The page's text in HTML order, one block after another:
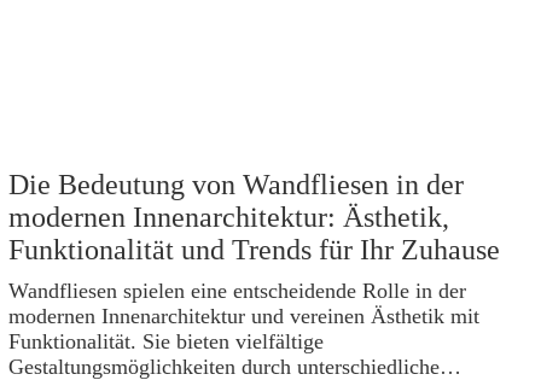
Die Bedeutung von Wandfliesen in der
modernen Innenarchitektur: Ästhetik,
Funktionalität und Trends für Ihr Zuhause
Wandfliesen spielen eine entscheidende Rolle in der
modernen Innenarchitektur und vereinen Ästhetik mit
Funktionalität. Sie bieten vielfältige
Gestaltungsmöglichkeiten durch unterschiedliche…